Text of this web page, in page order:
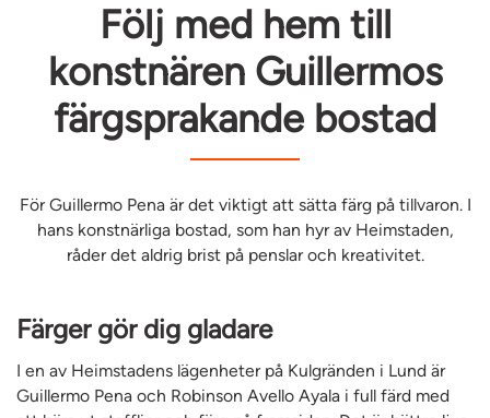
Följ med hem till
konstnären Guillermos
färgsprakande bostad
För Guillermo Pena är det viktigt att sätta färg på tillvaron. I
hans konstnärliga bostad, som han hyr av Heimstaden,
råder det aldrig brist på penslar och kreativitet.
Färger gör dig gladare
I en av Heimstadens lägenheter på Kulgränden i Lund är
Guillermo Pena och Robinson Avello Ayala i full färd med